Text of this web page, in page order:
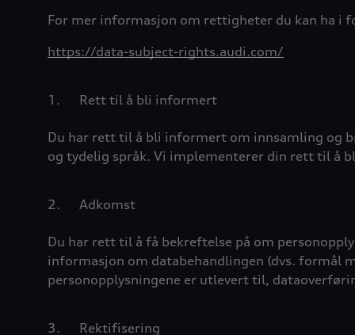
For mer informasjon om rettigheter du kan ha i
https://data-subject-rights.audi.com/
1. Rett til å bli informert
Du har rett til å bli informert om innsamling og
og tydelig språk. Vi implementerer din rett til å
2. Adkomst
Du har rett til å få bekreftelse på om
informasjon om databehandlingen (dvs. formål
personopplysningene er utlevert til,
3. Rektifisering